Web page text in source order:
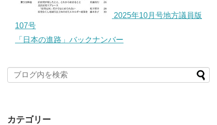
2025年10月号地方議員版
107号
「日本の進路」バックナンバー
カテゴリー